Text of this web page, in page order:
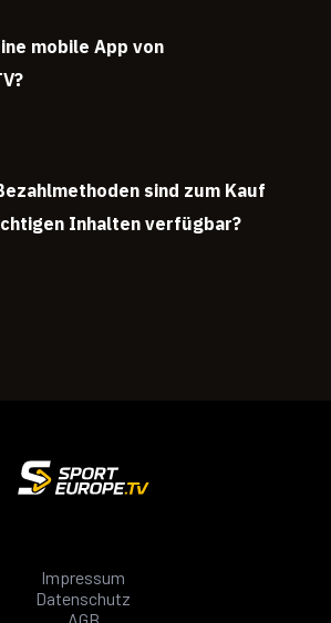
mobile App von
sind zum Kauf
Inhalten verfügbar?
Impressum
Datenschutz